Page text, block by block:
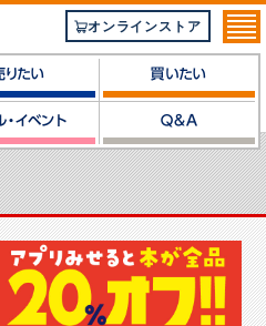
オンラインストア